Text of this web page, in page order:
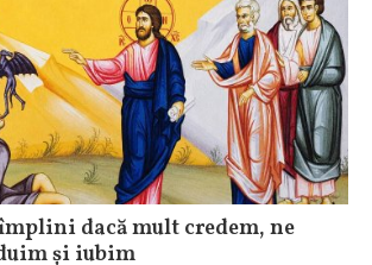
dacă mult credem, ne
și iubim